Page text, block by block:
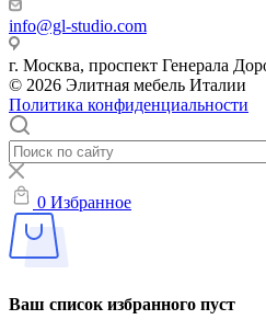
info@gl-studio.com
г. Москва, проспект Генерала
© 2026 Элитнaя мeбeль Итaлии
Политика конфиденциальности
0 Избранное
Ваш список избранного пуст